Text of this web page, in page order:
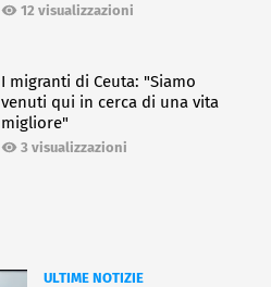
12 visualizzazioni
I migranti di Ceuta: "Siamo
venuti qui in cerca di una vita
migliore"
3 visualizzazioni
ULTIME NOTIZIE